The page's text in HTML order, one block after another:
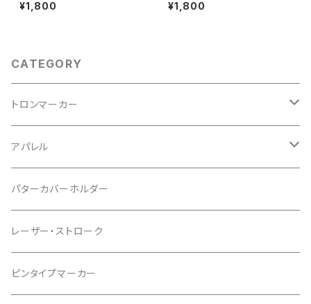
¥1,800 ¥1,800
CATEGORY
トロンマーカー
パッケージ
ポケットタイプ
マグネットタイプ
ゆかちんまるマーカー
アパレル
Tシャツ
パターカバーホルダー
レーザー・ストローク
ピンタイプマーカー